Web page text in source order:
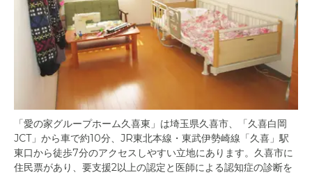
「愛の家グループホーム久喜東」は埼玉県久喜市、「久喜白岡
JCT」から車で約10分、JR東北本線・東武伊勢崎線「久喜」駅
東口から徒歩7分のアクセスしやすい立地にあります。久喜市に
住民票があり、要支援2以上の認定と医師による認知症の診断を